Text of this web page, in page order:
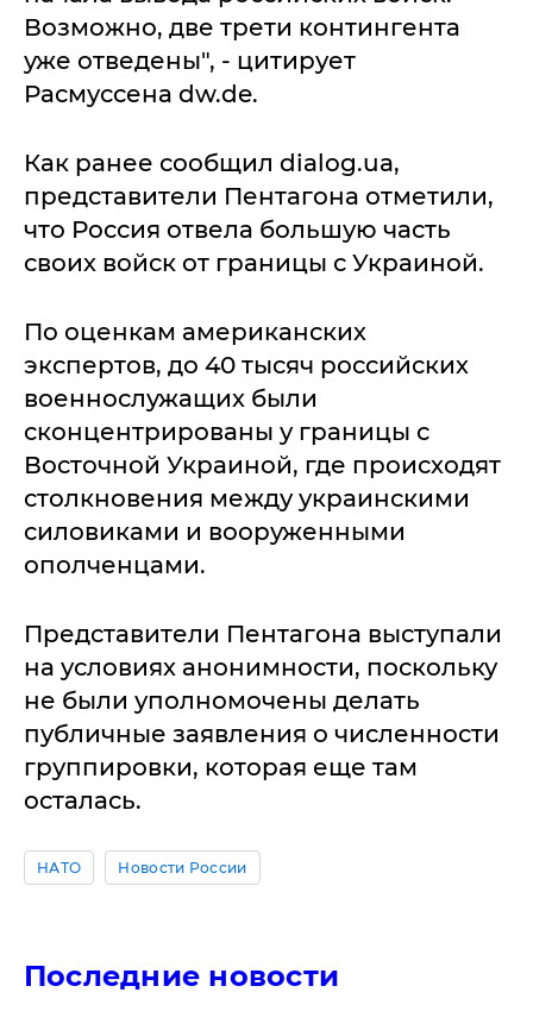
Возможно, две трети контингента
уже отведены", - цитирует
Расмуссена dw.de.
Как ранее сообщил dialog.ua,
представители Пентагона отметили,
что Россия отвела большую часть
своих войск от границы с Украиной.
По оценкам американских
экспертов, до 40 тысяч российских
военнослужащих были
сконцентрированы у границы с
Восточной Украиной, где происходят
столкновения между украинскими
силовиками и вооруженными
ополченцами.
Представители Пентагона выступали
на условиях анонимности, поскольку
не были уполномочены делать
публичные заявления о численности
группировки, которая еще там
осталась.
НАТО Новости России
Последние новости